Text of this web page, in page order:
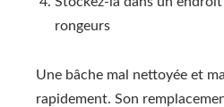
rongeurs
Une bâche mal nettoyée et
rapidement. Son